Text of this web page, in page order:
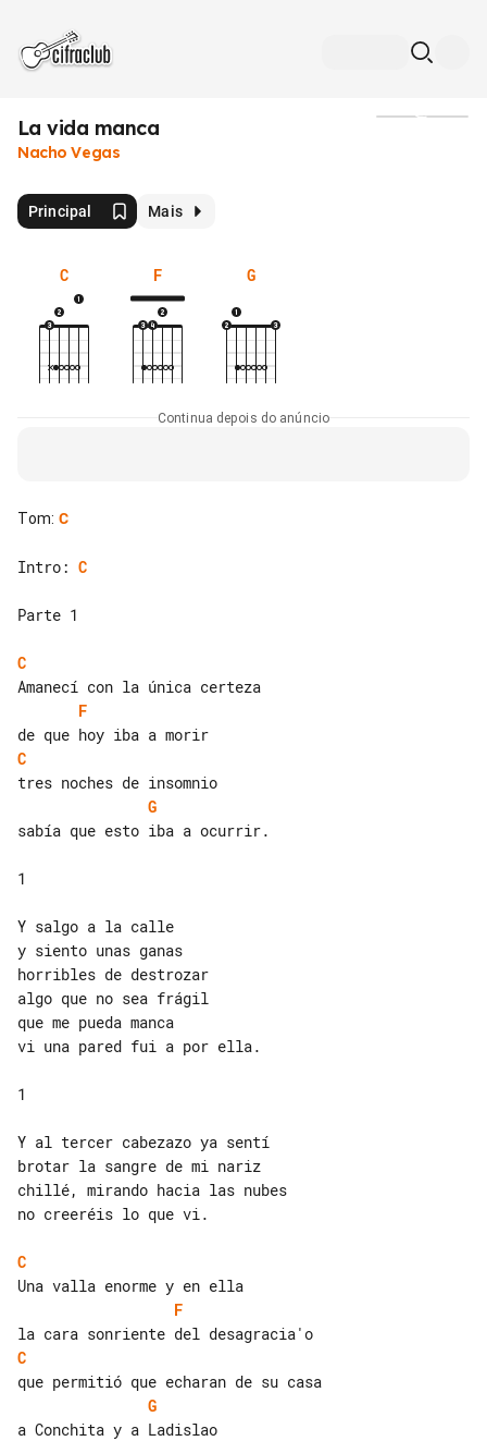
La vida manca
Nacho Vegas
Principal Mais
C F G
Continua depois do anúncio
Tom: C
Intro: C
Parte 1
C
F
C
G
sabía que esto iba a ocurrir.
1
Y salgo a la calle
y siento unas ganas
horribles de destrozar
algo que no sea frágil
que me pueda manca
vi una pared fui a por ella.
1
Y al tercer cabezazo ya sentí
brotar la sangre de mi nariz
chillé, mirando hacia las nubes
no creeréis lo que vi.
C
F
C
G